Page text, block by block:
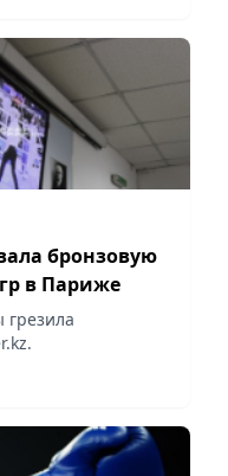
бронзовую
в Париже